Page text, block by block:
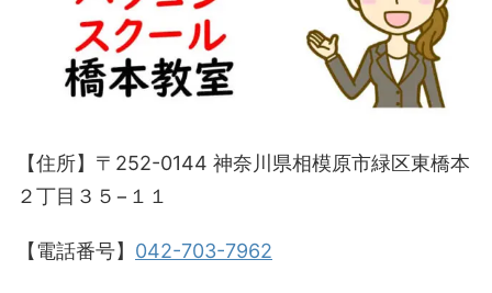
【住所】〒252-0144 神奈川県相模原市緑区東橋本
２丁目３５−１１
【電話番号】 042-703-7962